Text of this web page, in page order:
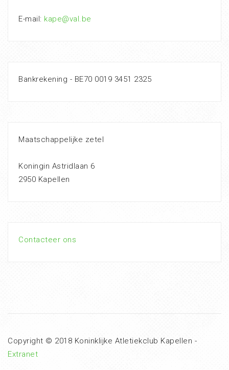
E-mail: kape@val.be
Bankrekening - BE70 0019 3451 2325
Maatschappelijke zetel
Koningin Astridlaan 6
2950 Kapellen
Contacteer ons
Copyright © 2018 Koninklijke Atletiekclub Kapellen -
Extranet